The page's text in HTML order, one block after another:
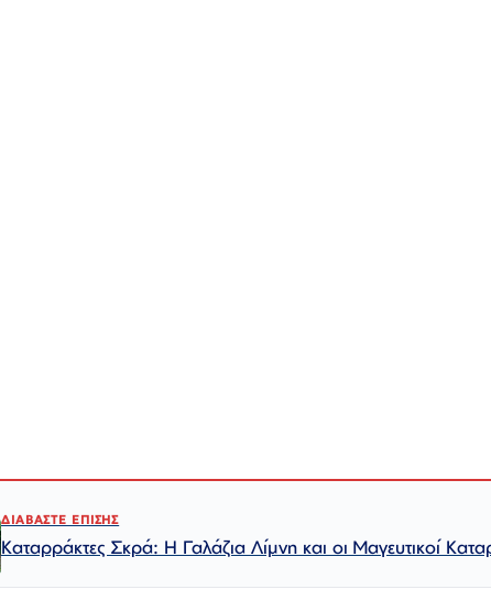
ΔΙΑΒΑΣΤΕ ΕΠΙΣΗΣ
Καταρράκτες Σκρά: Η Γαλάζια Λίμνη και οι Μαγευτικοί